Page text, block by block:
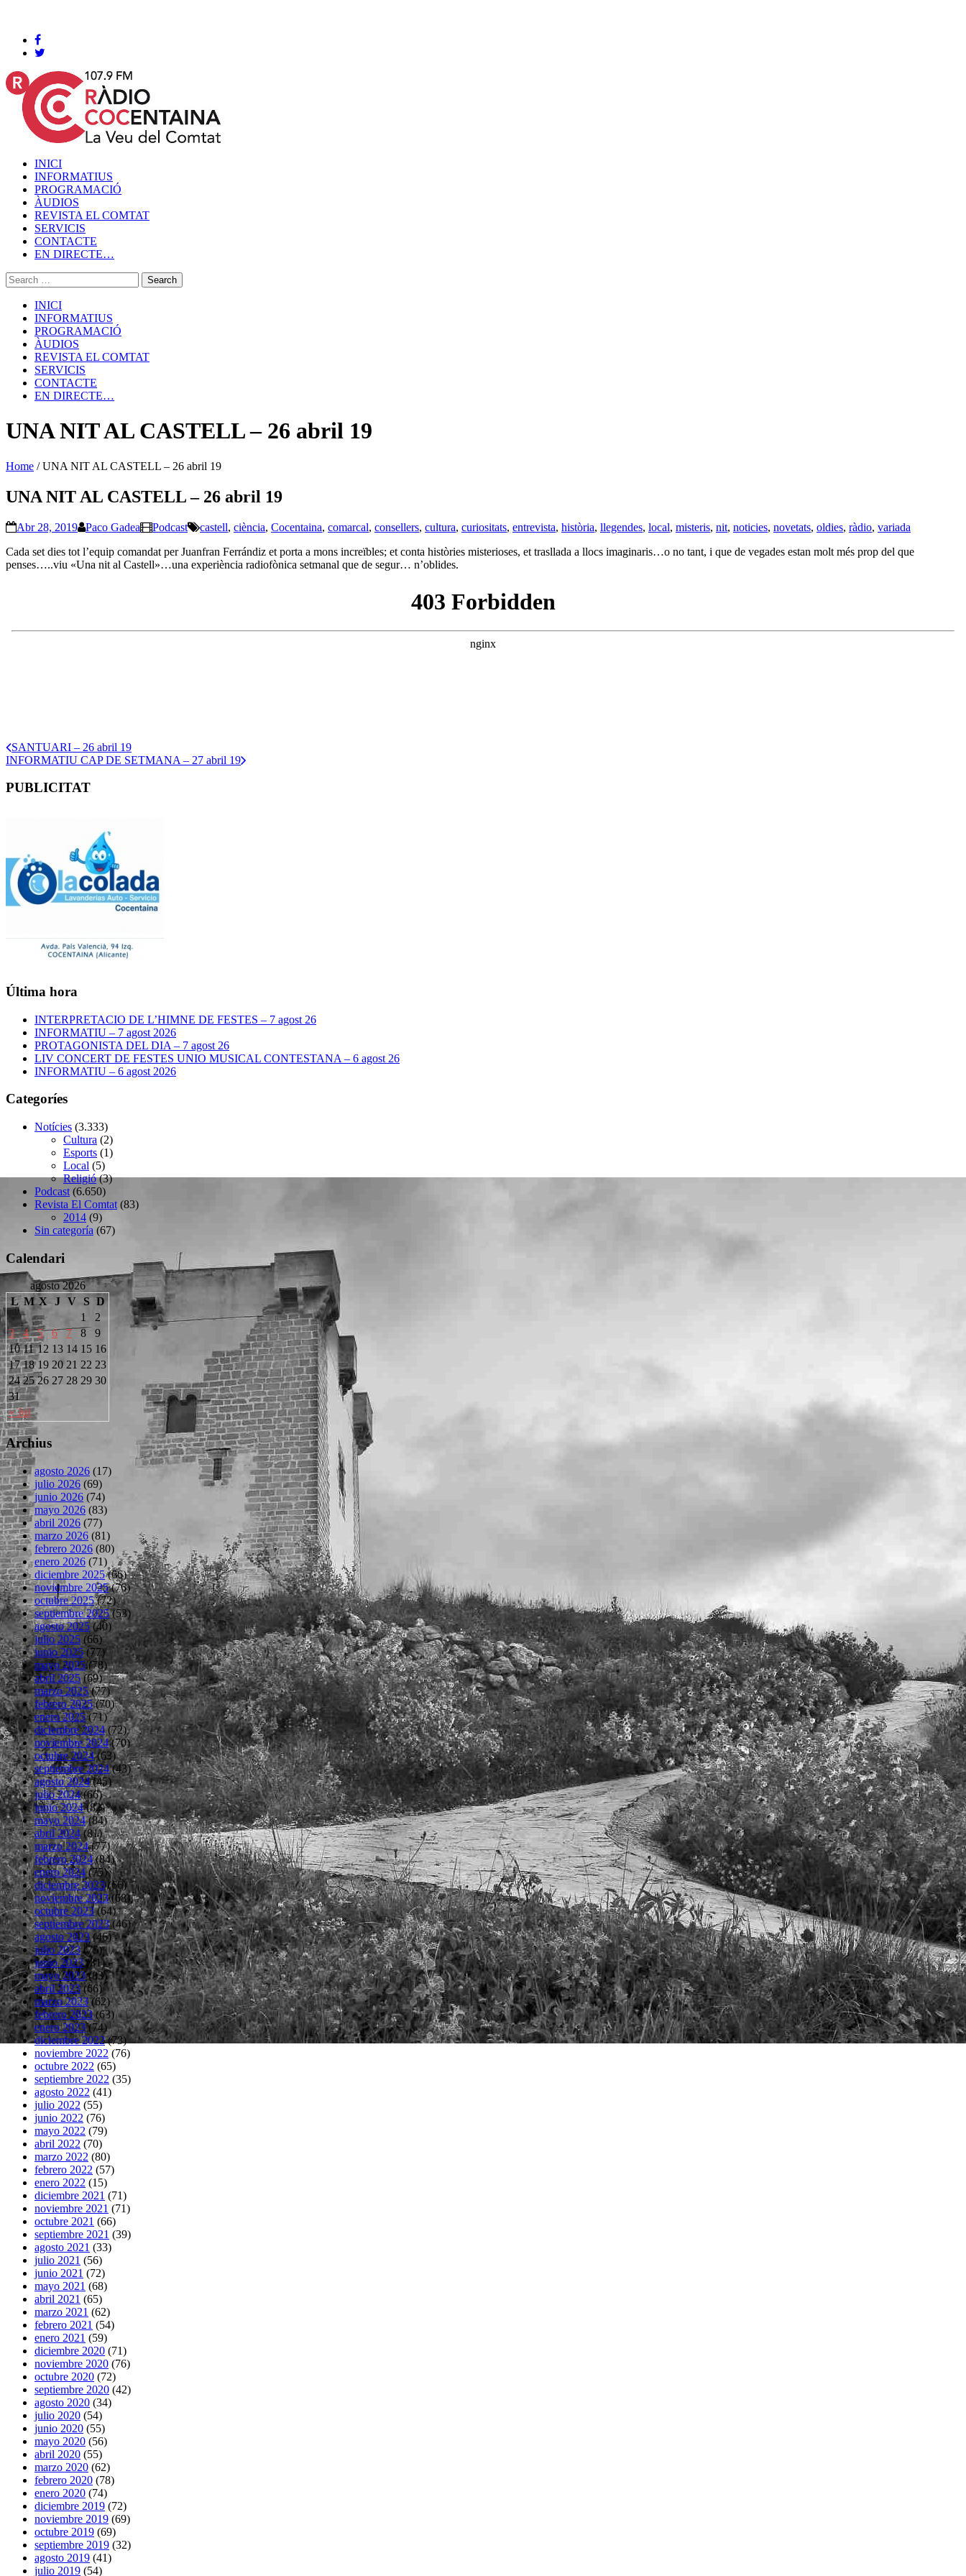
INICI
INFORMATIUS
PROGRAMACIÓ
ÀUDIOS
REVISTA EL COMTAT
SERVICIS
CONTACTE
EN DIRECTE…
INICI
INFORMATIUS
PROGRAMACIÓ
ÀUDIOS
REVISTA EL COMTAT
SERVICIS
CONTACTE
EN DIRECTE…
UNA NIT AL CASTELL – 26 abril 19
Home /UNA NIT AL CASTELL – 26 abril 19
UNA NIT AL CASTELL – 26 abril 19
Abr 28, 2019 Paco Gadea Podcast castell, ciència, Cocentaina, comarcal, consellers, cultura, curiositats, entrevista, història, llegendes, local, misteris, nit, noticies, novetats, oldies, ràdio, variada
Cada set dies tot l’equip comandat per Juanfran Ferrándiz et porta a mons increïbles; et conta històries misterioses, et trasllada a llocs imaginaris…o no tant, i que de vegades estan molt més prop del que
penses…..viu «Una nit al Castell»…una experiència radiofònica setmanal que de segur… n’oblides.
SANTUARI – 26 abril 19
INFORMATIU CAP DE SETMANA – 27 abril 19
PUBLICITAT
Última hora
INTERPRETACIO DE L’HIMNE DE FESTES – 7 agost 26
INFORMATIU – 7 agost 2026
PROTAGONISTA DEL DIA – 7 agost 26
LIV CONCERT DE FESTES UNIO MUSICAL CONTESTANA – 6 agost 26
INFORMATIU – 6 agost 2026
Categoríes
Notícies (3.333)
Cultura (2)
Esports (1)
Local (5)
Religió(3)
Podcast (6.650)
Revista El Comtat (83)
2014 (9)
Sin categoría (67)
Calendari
agosto 2026
L M X J V S D
« Jul
1
2
3
4 5 6 7 8
9
10 11 12 13 14 15 16
17 18 19 20 21 22 23
24 25 26 27 28 29 30
31
Archius
agosto 2026 (17)
julio 2026 (69)
junio 2026 (74)
mayo 2026 (83)
abril 2026 (77)
marzo 2026 (81)
febrero 2026 (80)
enero 2026 (71)
diciembre 2025(66)
noviembre 2025(76)
octubre 2025(72)
septiembre 2025(53)
agosto 2025(40)
julio 2025 (66)
junio 2025(77)
mayo 2025(78)
abril 2025(69)
marzo 2025(77)
febrero 2025(70)
enero 2025(71)
diciembre 2024(72)
noviembre 2024(70)
octubre 2024(63)
septiembre 2024(43)
agosto 2024(45)
julio 2024(66)
junio 2024(82)
mayo 2024(84)
abril 2024(81)
marzo 2024(77)
febrero 2024(84)
enero 2024(75)
diciembre 2023(66)
noviembre 2023(68)
octubre 2023(64)
septiembre 2023(46)
agosto 2023(46)
julio 2023(75)
junio 2023(81)
mayo 2023(83)
abril 2023(66)
marzo 2023(62)
febrero 2023(63)
enero 2023(74)
diciembre 2022(73)
noviembre 2022 (76)
octubre 2022 (65)
septiembre 2022 (35)
agosto 2022 (41)
julio 2022 (55)
junio 2022 (76)
mayo 2022 (79)
abril 2022 (70)
marzo 2022 (80)
febrero 2022 (57)
enero 2022 (15)
diciembre 2021 (71)
noviembre 2021 (71)
octubre 2021 (66)
septiembre 2021 (39)
agosto 2021 (33)
julio 2021 (56)
junio 2021 (72)
mayo 2021 (68)
abril 2021 (65)
marzo 2021 (62)
febrero 2021 (54)
enero 2021 (59)
diciembre 2020 (71)
noviembre 2020 (76)
octubre 2020 (72)
septiembre 2020 (42)
agosto 2020 (34)
julio 2020 (54)
junio 2020 (55)
mayo 2020 (56)
abril 2020 (55)
marzo 2020 (62)
febrero 2020 (78)
enero 2020 (74)
diciembre 2019 (72)
noviembre 2019 (69)
octubre 2019 (69)
septiembre 2019 (32)
agosto 2019 (41)
julio 2019 (54)